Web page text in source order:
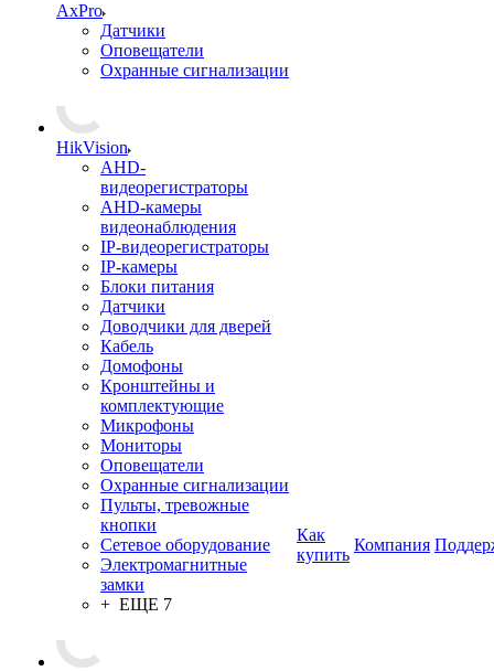
AxPro
Датчики
Оповещатели
Охранные сигнализации
HikVision
AHD-
видеорегистраторы
AHD-камеры
видеонаблюдения
IP-видеорегистраторы
IP-камеры
Блоки питания
Датчики
Доводчики для дверей
Кабель
Домофоны
Кронштейны и
комплектующие
Микрофоны
Мониторы
Оповещатели
Охранные сигнализации
Пульты, тревожные
кнопки
Сетевое оборудование
Электромагнитные
замки
+ ЕЩЕ 7
Как
купить
Компания